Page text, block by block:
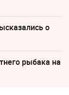
о
рыбака на